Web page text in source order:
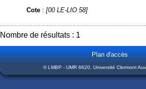
Cote :[00 LE-LIO 58]
Nombre de résultats : 1
Plan d'accès
© LMBP - UMR 6620, Université Clermont